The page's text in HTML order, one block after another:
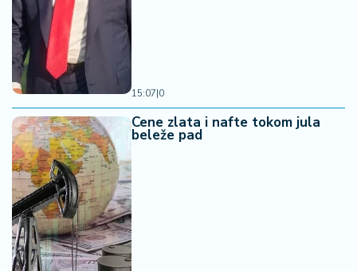
15:07|0
Cene zlata i nafte tokom jula
beleže pad